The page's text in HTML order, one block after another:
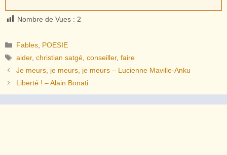
Nombre de Vues : 2
Catégories
Fables POESIE
Étiquettes
aider,christian satgé ,conseiller,faire
Je meurs, je meurs, je meurs – Lucienne Maville-Anku
Liberté ! – Alain Bonati